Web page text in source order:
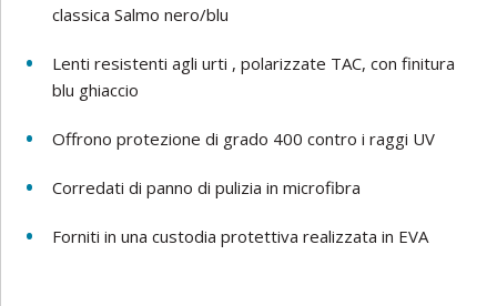
classica Salmo nero/blu
Lenti resistenti agli urti , polarizzate TAC, con finitura
blu ghiaccio
Offrono protezione di grado 400 contro i raggi UV
Corredati di panno di pulizia in microfibra
Forniti in una custodia protettiva realizzata in EVA